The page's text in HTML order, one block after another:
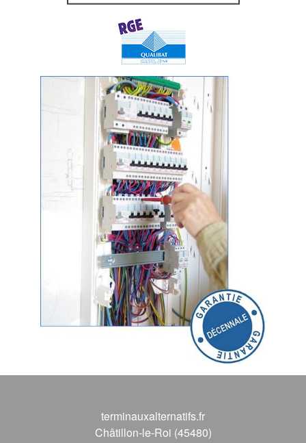
terminauxalternatifs.fr
Châtillon-le-Roi (45480)